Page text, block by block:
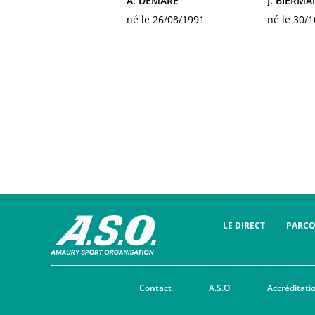
né le 26/08/1991
né le 30/
LE DIRECT
Contact A.S.O